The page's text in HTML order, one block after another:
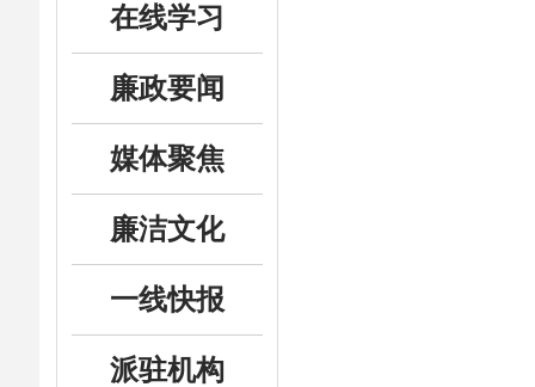
在线学习
廉政要闻
媒体聚焦
廉洁文化
一线快报
派驻机构